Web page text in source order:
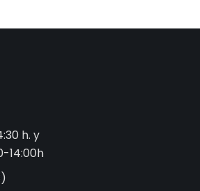
h. y
14:00h